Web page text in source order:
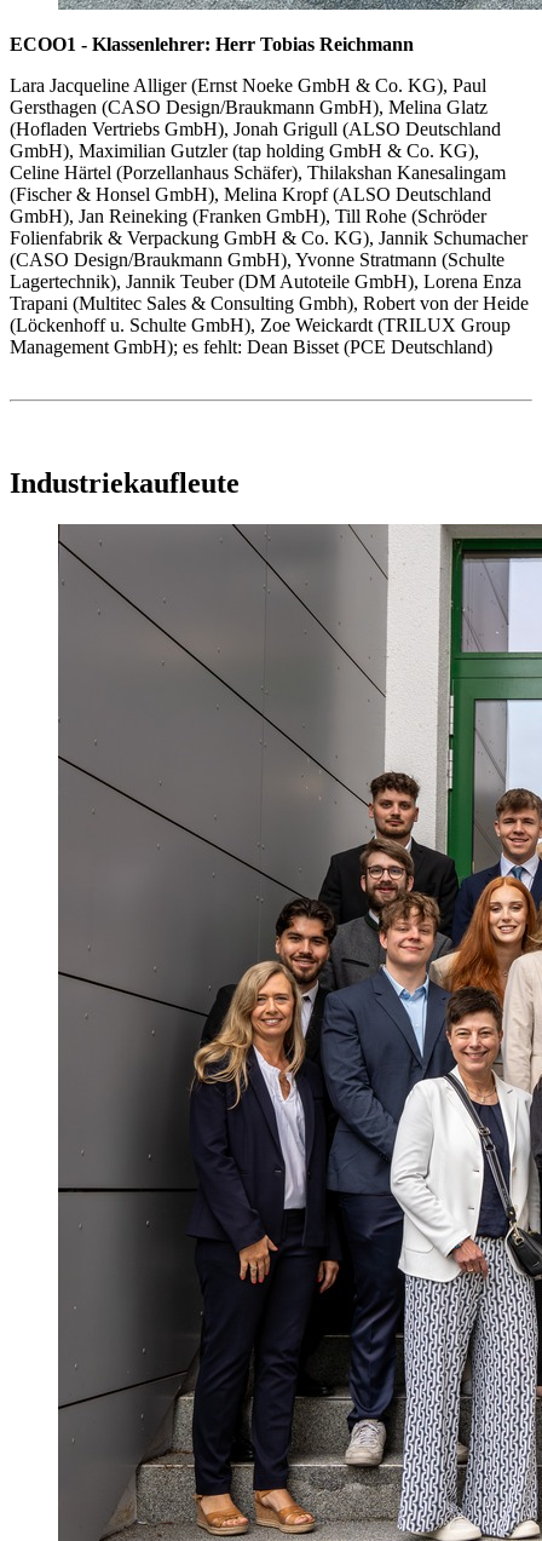
ECOO1 - Klassenlehrer: Herr Tobias Reichmann
Lara Jacqueline Alliger (Ernst Noeke GmbH & Co. KG), Paul
Gersthagen (CASO Design/Braukmann GmbH), Melina Glatz
(Hofladen Vertriebs GmbH), Jonah Grigull (ALSO Deutschland
GmbH), Maximilian Gutzler (tap holding GmbH & Co. KG),
Celine Härtel (Porzellanhaus Schäfer), Thilakshan Kanesalingam
(Fischer & Honsel GmbH), Melina Kropf (ALSO Deutschland
GmbH), Jan Reineking (Franken GmbH), Till Rohe (Schröder
Folienfabrik & Verpackung GmbH & Co. KG), Jannik Schumacher
(CASO Design/Braukmann GmbH), Yvonne Stratmann (Schulte
Lagertechnik), Jannik Teuber (DM Autoteile GmbH), Lorena Enza
Trapani (Multitec Sales & Consulting Gmbh), Robert von der Heide
(Löckenhoff u. Schulte GmbH), Zoe Weickardt (TRILUX Group
Management GmbH); es fehlt: Dean Bisset (PCE Deutschland)
Industriekaufleute